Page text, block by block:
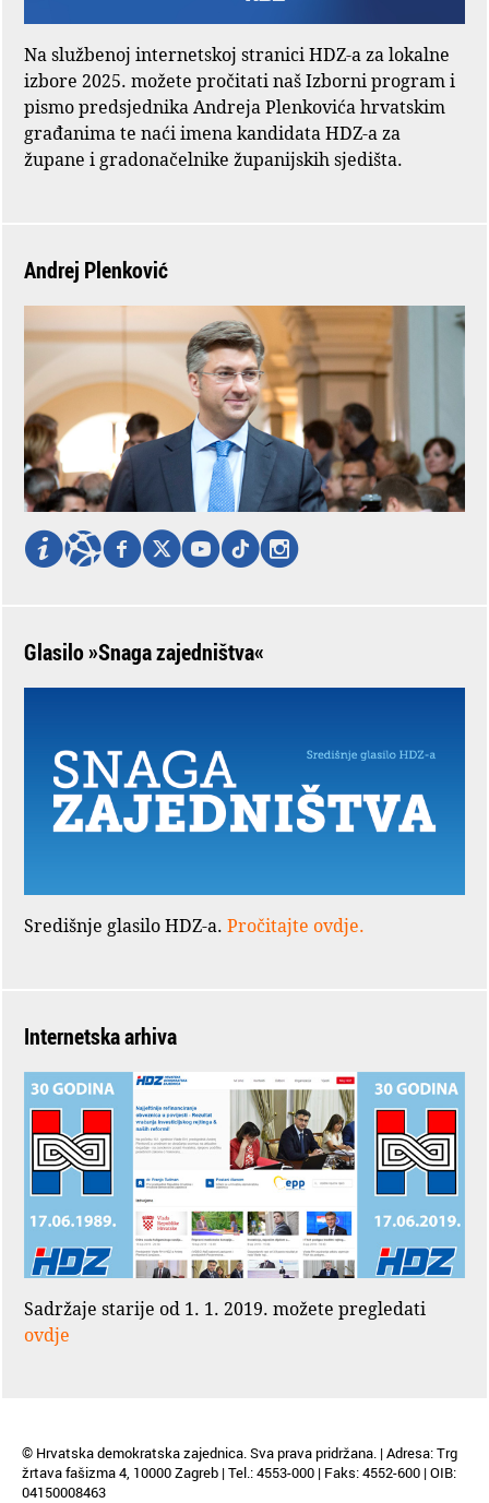
Na službenoj internetskoj stranici HDZ-a za lokalne
izbore 2025. možete pročitati naš Izborni program i
pismo predsjednika Andreja Plenkovića hrvatskim
građanima te naći imena kandidata HDZ-a za
župane i gradonačelnike županijskih sjedišta.
Andrej Plenković
Glasilo »Snaga zajedništva«
Središnje glasilo HDZ-a. Pročitajte ovdje.
Internetska arhiva
Sadržaje starije od 1. 1. 2019. možete pregledati
ovdje
© Hrvatska demokratska zajednica. Sva prava pridržana. | Adresa: Trg
žrtava fašizma 4, 10000 Zagreb | Tel.: 4553-000 | Faks: 4552-600 | OIB:
04150008463